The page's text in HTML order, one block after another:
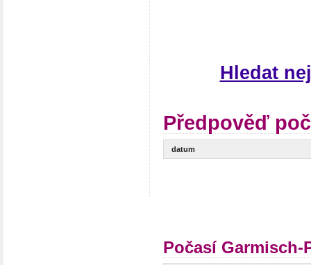
Hledat
Předpověď
datum
Počasí